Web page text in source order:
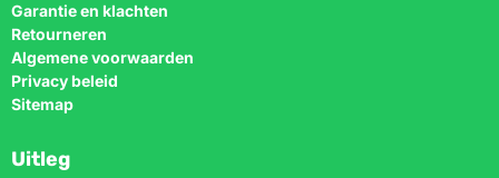
Garantie en klachten
Retourneren
Algemene voorwaarden
Privacy beleid
Sitemap
Uitleg